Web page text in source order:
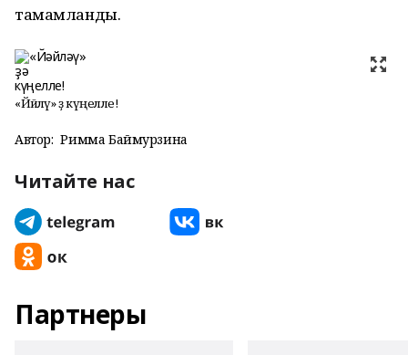
тамамланды.
«Йәйләү» ҙә күңелле!
Автор: Римма Баймурзина
Читайте нас
Партнеры